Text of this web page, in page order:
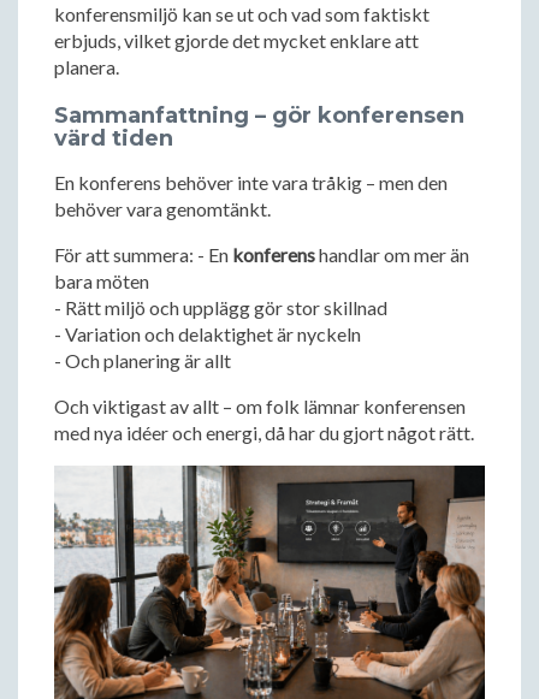
konferensmiljö kan se ut och vad som faktiskt
erbjuds, vilket gjorde det mycket enklare att
planera.
Sammanfattning – gör konferensen
värd tiden
En konferens behöver inte vara tråkig – men den
behöver vara genomtänkt.
För att summera: - En konferenshandlar om mer än
bara möten
- Rätt miljö och upplägg gör stor skillnad
- Variation och delaktighet är nyckeln
- Och planering är allt
Och viktigast av allt – om folk lämnar konferensen
med nya idéer och energi, då har du gjort något rätt.